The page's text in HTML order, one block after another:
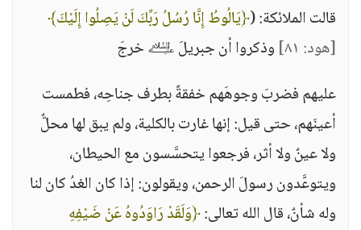
قالت الملائكة: (﴿يَالُوطُ إِنَّا رُسُلُ رَبِّكَ لَنْ يَصِلُوا إِلَيْكَ﴾
[هود: ٨١]
وذكروا أن جبريلَ ﵇ خرجَ
عليهم فضربَ وجوهَهم خفقةً بطرف جناحِه، فطمست
أعينَهم، حتى قيل: إنها غارت بالكلية، ولم يبق لها محلٌّ
ولا عينٌ ولا أثر، فرجعوا يتحسَّسون مع الحيطان،
ويتوعَّدون رسولَ الرحمن، ويقولون: إذا كان الغدُ كان لنا
وله شأنٌ، قال الله تعالى:﴿وَلَقَدْ رَاوَدُوهُ عَنْ ضَيْفِهِ